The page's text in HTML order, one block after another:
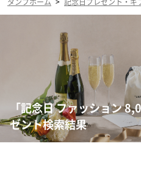
「記念日 ファッション
ゼント検索結果